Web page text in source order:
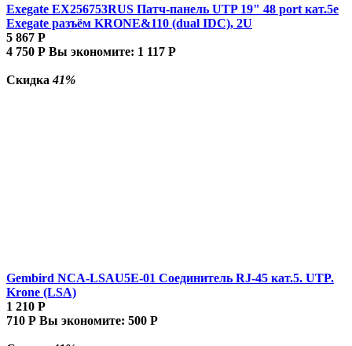
Exegate EX256753RUS Патч-панель UTP 19" 48 port кат.5e
Exegate разъём KRONE&110 (dual IDC), 2U
5 867 Р
4 750 Р Вы экономите: 1 117 Р
Скидка41%
Gembird NCA-LSAU5E-01 Соединитель RJ-45 кат.5. UTP.
Krone (LSA)
1 210 Р
710 Р Вы экономите: 500 Р